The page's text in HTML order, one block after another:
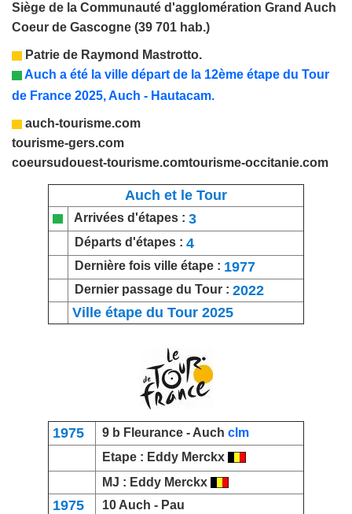
Siège de la Communauté d'agglomération Grand Auch
Coeur de Gascogne (39 701 hab.)
Patrie de Raymond Mastrotto.
Auch a été la ville départ de la 12ème étape du Tour
de France 2025, Auch - Hautacam.
auch-tourisme.com
tourisme-gers.com
coeursudouest-tourisme.comtourisme-occitanie.com
Auch et le Tour
Arrivées d'étapes : 3
Départs d'étapes : 4
Dernière fois ville étape : 1977
Dernier passage du Tour : 2022
Ville étape du Tour 2025
1975 9 b Fleurance - Auch clm
Etape : Eddy Merckx
MJ : Eddy Merckx
1975 10 Auch - Pau